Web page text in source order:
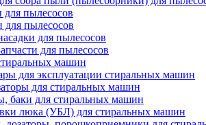
пылесосов
пылесосов
для пылесосов
для пылесосов
машин
для эксплуатации стиральных машин
для стиральных машин
баки для стиральных машин
люка (УБЛ) для стиральных машин